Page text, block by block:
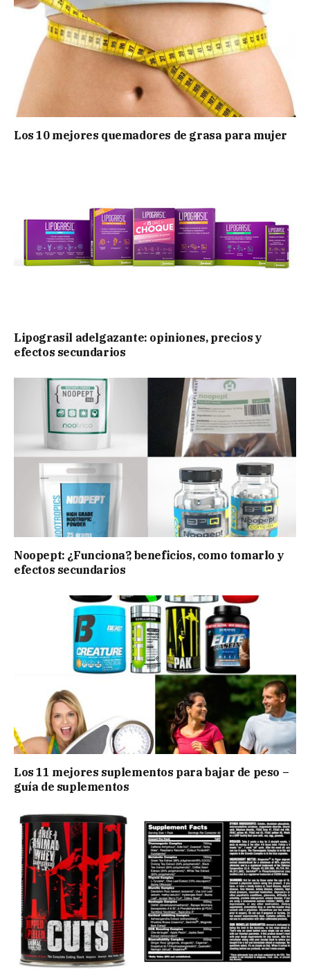
Los 10 mejores quemadores de grasa para mujer
Lipograsil adelgazante: opiniones, precios y
efectos secundarios
Noopept: ¿Funciona?, beneficios, como tomarlo y
efectos secundarios
Los 11 mejores suplementos para bajar de peso –
guía de suplementos